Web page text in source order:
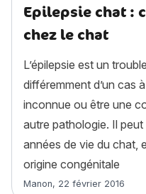
Epilepsie chat :
chez le chat
L’épilepsie est un
différemment d’un cas
inconnue ou être une
autre pathologie. Il
années de vie du chat,
origine congénitale
Article rédigé par
Manon, 22 février 2016